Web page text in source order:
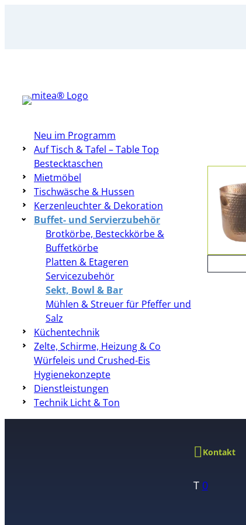
Neu im Programm
Auf Tisch & Tafel – Table Top
Bestecktaschen
Mietmöbel
Tischwäsche & Hussen
Kerzenleuchter & Dekoration
Buffet- und Servierzubehör
Brotkörbe, Besteckkörbe &
Buffetkörbe
Platten & Etageren
Servicezubehör
Sekt, Bowl & Bar
Mühlen & Streuer für Pfeffer und
Salz
Küchentechnik
Zelte, Schirme, Heizung & Co
Würfeleis und Crushed-Eis
Hygienekonzepte
Dienstleistungen
Technik Licht & Ton
Kontakt
T 0